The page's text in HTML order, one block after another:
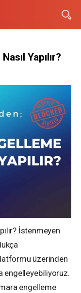
Yapılır?
İstenmeyen
üzerinden
engelleyebiliyoruz.
engelleme